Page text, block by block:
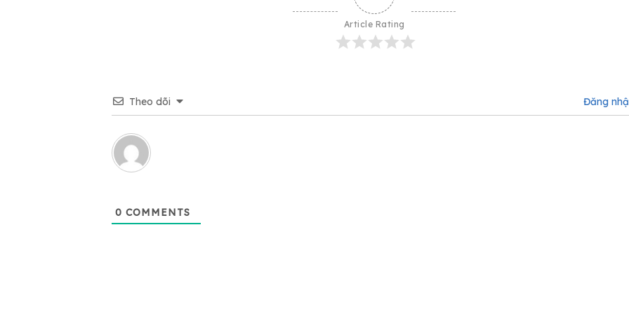
Article Rating
Theo dõi Đăng
0 COMMENTS